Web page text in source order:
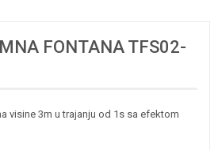
FONTANA TFS02-
visine 3m u trajanju od 1s sa efektom